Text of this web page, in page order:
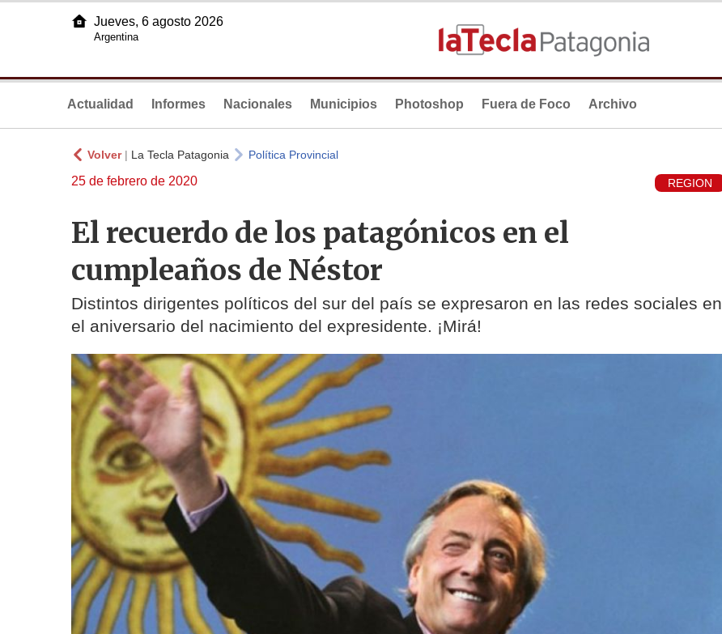
Jueves, 6 agosto 2026
Argentina
Actualidad Informes Nacionales Municipios Photoshop Fuera de Foco Archivo
Volver| La Tecla Patagonia Política Provincial
25 de febrero de 2020 REGION
El recuerdo de los patagónicos en el
cumpleaños de Néstor
Distintos dirigentes políticos del sur del país se expresaron en las redes sociales en
el aniversario del nacimiento del expresidente. ¡Mirá!